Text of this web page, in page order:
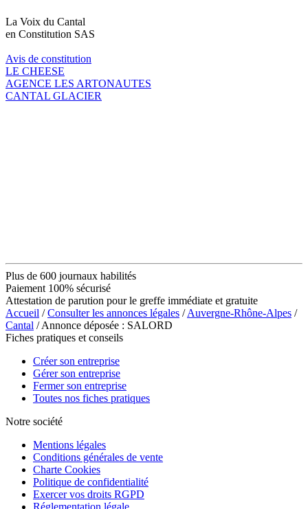
La Voix du Cantal
en Constitution SAS
Avis de constitution
LE CHEESE
AGENCE LES ARTONAUTES
CANTAL GLACIER
Plus de 600 journaux habilités
Paiement 100% sécurisé
Attestation de parution pour le greffe immédiate et gratuite
Accueil /Consulter les annonces légales /Auvergne-Rhône-Alpes /
Cantal / Annonce déposée : SALORD
Fiches pratiques et conseils
Créer son entreprise
Gérer son entreprise
Fermer son entreprise
Toutes nos fiches pratiques
Notre société
Mentions légales
Conditions générales de vente
Charte Cookies
Politique de confidentialité
Exercer vos droits RGPD
Réglementation légale